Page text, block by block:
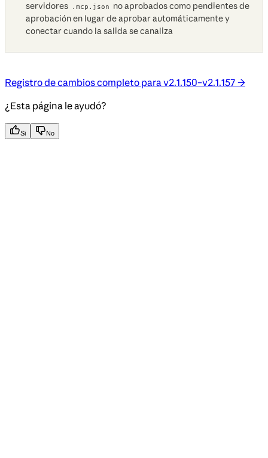
servidores
.mcp.json
no aprobados como pendientes de
aprobación en lugar de aprobar automáticamente y
conectar cuando la salida se canaliza
Registro de cambios completo para v2.1.150–v2.1.157 →
¿Esta página le ayudó?
Si No